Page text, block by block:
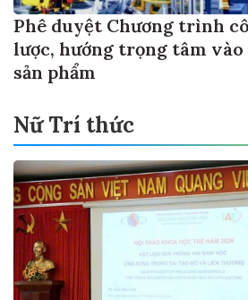
Phê duyệt Chương trình
lược, hướng trọng tâm
sản phẩm
Nữ Trí thức